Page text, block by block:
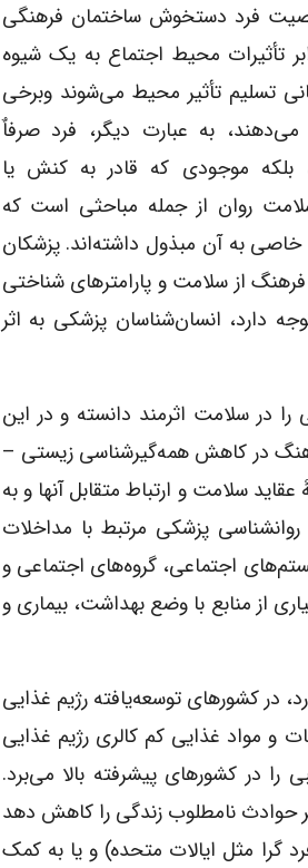
فرد دستخوش ساختمان فرهنگی
تأثیرات محیط اجتماع به یک شیوه
تسلیم تأثیر محیط می‌شوند وبرخی
به عبارت دیگر، فرد صرفاٌ
بلکه موجودی که قادر به کنش یا
روان از جمله مباحثی است که
به آن مبذول داشته‌اند. پزشکان
از سلامت و پارامترهای شناختی
دارد، انسان‌شناسان پزشکی به اثر
را در سلامت اثرمند دانسته و در این
در کاهش همه‌گیرشناسی زیستی –
سلامت و ارتباط متقابل آنها و به
پزشکی مرتبط با مداخلات
اجتماعی، گروه‌های اجتماعی و
از دیدگاه بسیاری از منابع با وضع بهداشت، بیماری و
کشور‌های توسعه‌یافته رژیم غذایی
و مواد غذایی کم کالری رژیم غذایی
در کشورهای پیشرفته بالا می‌برد.
حوادث نامطلوب زندگی را کاهش دهد
گرا مثل ایالات متحده) و یا به کمک